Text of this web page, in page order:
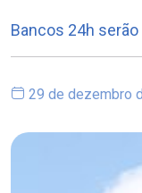
Bancos 24h
29 de dezembro